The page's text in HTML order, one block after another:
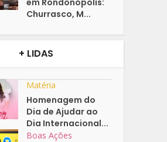
em Rondonópolis:
Churrasco, M...
+ LIDAS
Matéria
Homenagem do
Dia de Ajudar ao
Dia Internacional...
Boas Ações